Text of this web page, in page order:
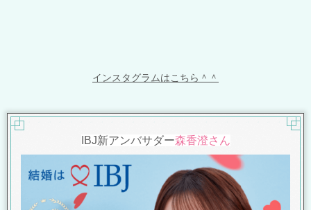
インスタグラムはこちら＾＾
IBJ新アンバサダー森香澄さん